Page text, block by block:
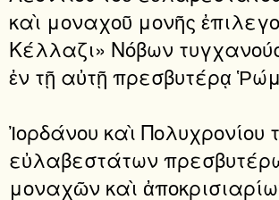
καὶ μοναχοῦ μονῆς
Κέλλαζι» Νόβων
ἐν τῇ αὐτῇ πρεσβυτέρᾳ
Ἰορδάνου καὶ Πολυχρονίου
εὐλαβεστάτων
μοναχῶν καὶ